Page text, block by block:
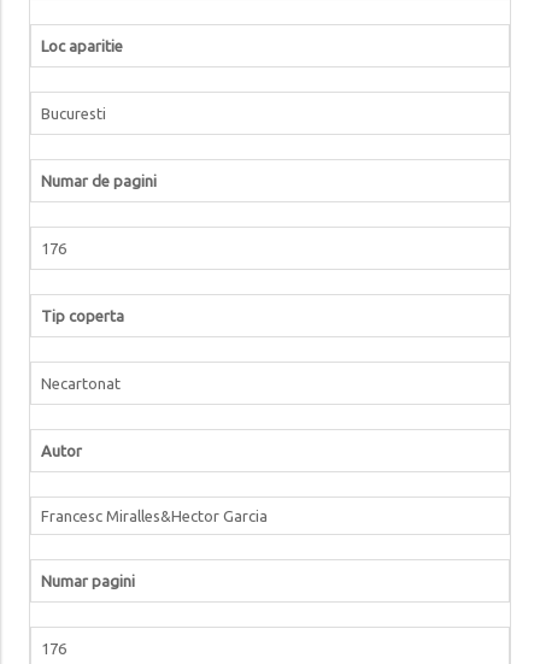
Loc aparitie
Bucuresti
Numar de pagini
176
Tip coperta
Necartonat
Autor
Francesc Miralles&Hector Garcia
Numar pagini
176